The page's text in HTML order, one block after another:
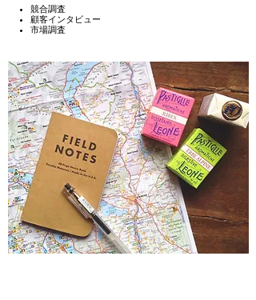
競合調査
顧客インタビュー
​市場調査